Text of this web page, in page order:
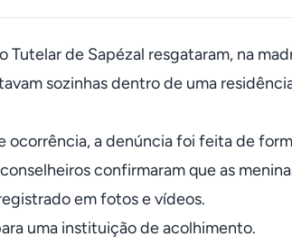
Tutelar de Sapézal resgataram, na
sozinhas dentro de uma
ocorrência, a denúncia foi feita de
confirmaram que as
em fotos e vídeos.
uma instituição de acolhimento.